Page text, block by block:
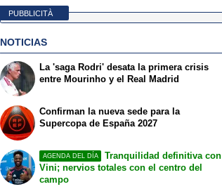
PUBBLICITÀ
NOTICIAS
La 'saga Rodri' desata la primera crisis
entre Mourinho y el Real Madrid
Confirman la nueva sede para la
Supercopa de España 2027
AGENDA DEL DÍA
Tranquilidad definitiva con
Vini; nervios totales con el centro del
campo